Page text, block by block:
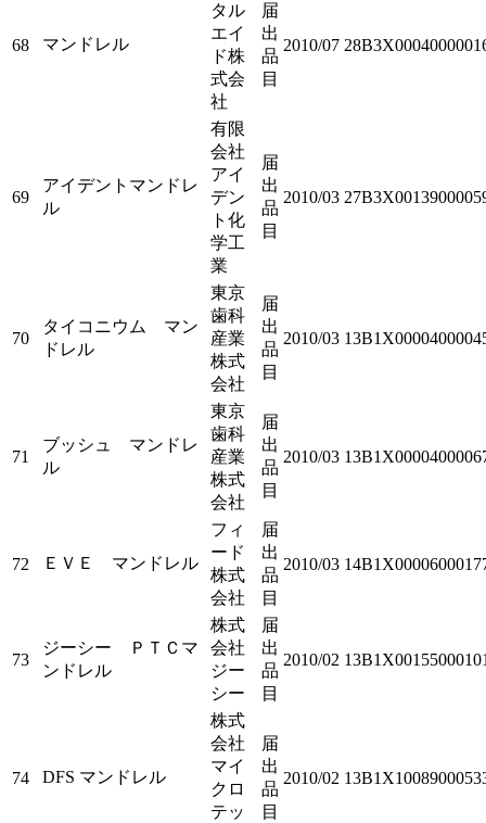
68 マンドレル
タル
エイ
ド株
式会
社
届
出
品
目
2010/07
69
アイデントマンドレ
ル
有限
会社
アイ
デン
ト化
学工
業
届
出
品
目
2010/03
70
タイコニウム マン
ドレル
東京
歯科
産業
株式
会社
届
出
品
目
2010/03
71
ブッシュ マンドレ
ル
東京
歯科
産業
株式
会社
届
出
品
目
2010/03
72 ＥＶＥ マンドレル
フィ
ード
株式
会社
届
出
品
目
2010/03
73
ジーシー ＰＴＣマ
ンドレル
株式
会社
ジー
シー
届
出
品
目
2010/02
74 DFS マンドレル
株式
会社
マイ
クロ
テッ
届
出
品
目
2010/02